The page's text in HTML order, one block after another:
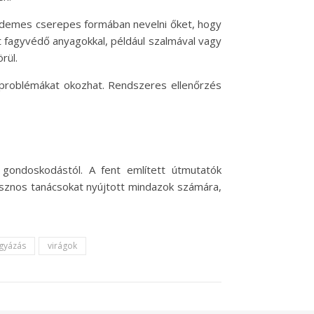
cserepes formában nevelni őket, hogy
anyagokkal, például szalmával vagy
okozhat. Rendszeres ellenőrzés
A fent említett útmutatók
tanácsokat nyújtott mindazok számára,
virágok